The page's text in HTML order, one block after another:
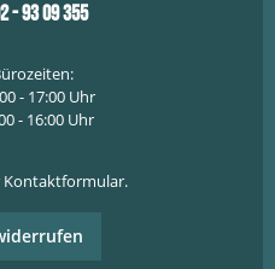
- 93 09 355
- 17:00 Uhr
- 16:00 Uhr
Kontaktformular.